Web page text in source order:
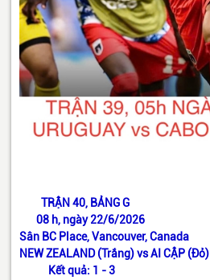
TRẬN 40, BẢNG G
08 h, ngày 22/6/2026
Sân BC Place, Vancouver, Canada
NEW ZEALAND (Trắng) vs AI CẬP (Đỏ)
Kết quả: 1 - 3